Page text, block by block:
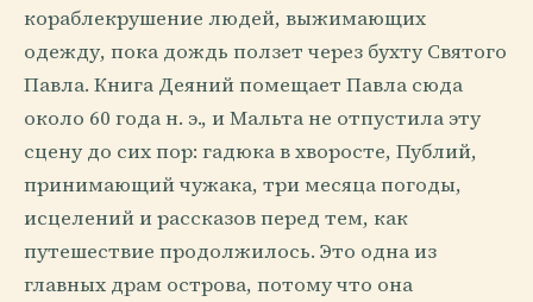
кораблекрушение людей, выжимающих
одежду, пока дождь ползет через бухту Святого
Павла. Книга Деяний помещает Павла сюда
около 60 года н. э., и Мальта не отпустила эту
сцену до сих пор: гадюка в хворосте, Публий,
принимающий чужака, три месяца погоды,
исцелений и рассказов перед тем, как
путешествие продолжилось. Это одна из
главных драм острова, потому что она